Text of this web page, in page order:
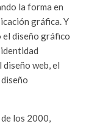
la forma en
gráfica. Y
el diseño gráfico
web, el
los 2000,